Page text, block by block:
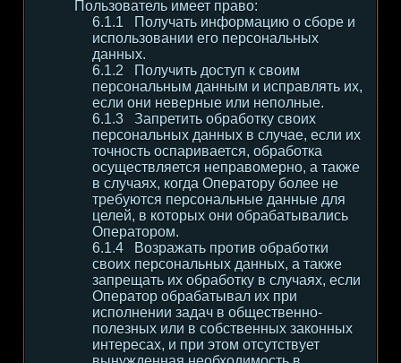
Пользователь имеет право:
Получать информацию о сборе и
использовании его персональных
данных.
Получить доступ к своим
персональным данным и исправлять их,
если они неверные или неполные.
Запретить обработку своих
персональных данных в случае, если их
точность оспаривается, обработка
осуществляется неправомерно, а также
в случаях, когда Оператору более не
требуются персональные данные для
целей, в которых они обрабатывались
Оператором.
Возражать против обработки
своих персональных данных, а также
запрещать их обработку в случаях, если
Оператор обрабатывал их при
исполнении задач в общественно-
полезных или в собственных законных
интересах, и при этом отсутствует